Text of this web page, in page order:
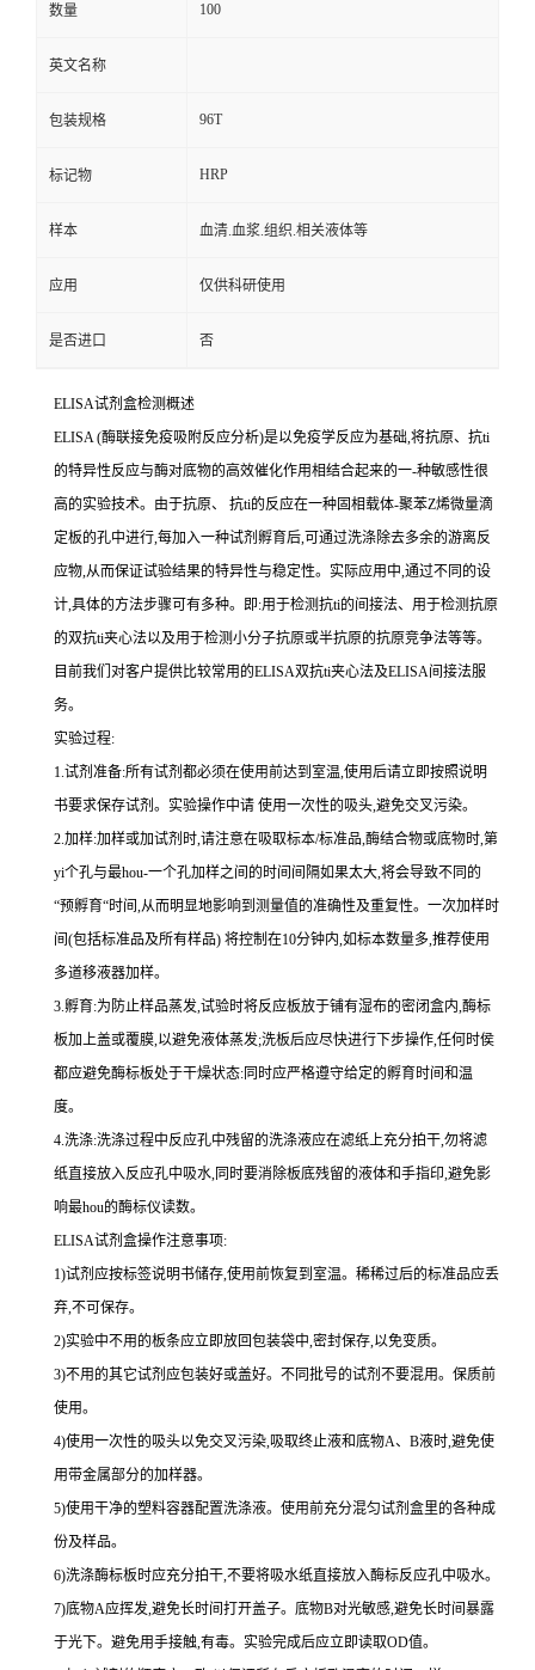
数量 100
英文名称
包装规格 96T
标记物 HRP
样本 血清.血浆.组织.相关液体等
应用 仅供科研使用
是否进口 否
ELISA试剂盒检测概述
ELISA (酶联接免疫吸附反应分析)是以免疫学反应为基础,将抗原、 抗ti
的特异性反应与酶对底物的高效催化作用相结合起来的一-种敏感性很
高的实验技术。由于抗原、 抗ti的反应在一种固相载体-聚苯Z烯微量滴
定板的孔中进行,每加入一种试剂孵育后,可通过洗涤除去多余的游离反
应物,从而保证试验结果的特异性与稳定性。实际应用中,通过不同的设
计,具体的方法步骤可有多种。即:用于检测抗ti的间接法、用于检测抗原
的双抗ti夹心法以及用于检测小分子抗原或半抗原的抗原竞争法等等。
目前我们对客户提供比较常用的ELISA双抗ti夹心法及ELISA间接法服
务。
实验过程:
1.试剂准备:所有试剂都必须在使用前达到室温,使用后请立即按照说明
书要求保存试剂。实验操作中请 使用一次性的吸头,避免交叉污染。
2.加样:加样或加试剂时,请注意在吸取标本/标准品,酶结合物或底物时,第
yi个孔与最hou-一个孔加样之间的时间间隔如果太大,将会导致不同的
“预孵育“时间 ,从而明显地影响到测量值的准确性及重复性。 一次加样时
间 (包括标准品及所有样品) 将控制在10分钟内,如标本数量多,推荐使用
多道移液器加样。
3.孵育:为防止样品蒸发,试验时将反应板放于铺有湿布的密闭盒内,酶标
板加上盖或覆膜,以避免液体蒸发;洗板后应尽快进行下步操作,任何时侯
都应避免酶标板处于干燥状态: 同时应严格遵守给定的孵育时间和温
度。
4.洗涤:洗涤过程中反应孔中残留的洗涤液应在滤纸上充分拍干,勿将滤
纸直接放入反应孔中吸水,同时要消除板底残留的液体和手指印,避免影
响最hou的酶标仪读数。
ELISA试剂盒操作注意事项:
1)试剂应按标签说明书储存,使用前恢复到室温。稀稀过后的标准品应丢
弃,不可保存。
2)实验中不用的板条应立即放回包装袋中,密封保存,以免变质。
3)不用的其它试剂应包装好或盖好。不同批号的试剂不要混用。保质前
使用。
4)使用一次性的吸头以免交叉污染,吸取终止液和底物A、 B液时,避免使
用带金属部分的加样器。
5)使用干净的塑料容器配置洗涤液。使用前充分混匀试剂盒里的各种成
份及样品。
6)洗涤酶标板时应充分拍干,不要将吸水纸直接放入酶标反应孔中吸水。
7)底物A应挥发,避免长时间打开盖子。底物B对光敏感,避免长时间暴露
于光下。避免用手接触,有毒。实验完成后应立即读取OD值。